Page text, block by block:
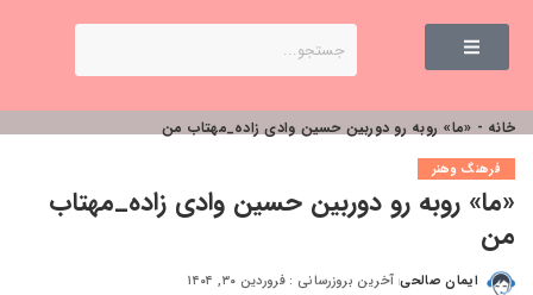
خانه - «ما» روبه رو دوربین حسین وادی زاده_مهتاب من
فرهنگ وهنر
«ما» روبه رو دوربین حسین وادی زاده_مهتاب
من
ایمان صالحی آخرین بروزرسانی : فروردین ۳۰, ۱۴۰۴